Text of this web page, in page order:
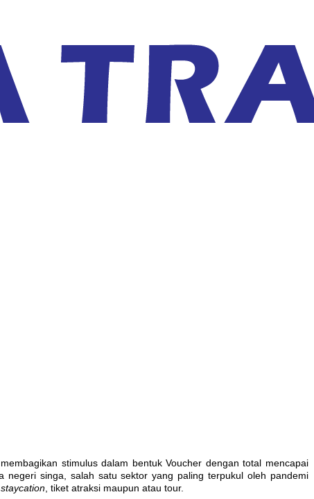
stimulus dalam bentuk Voucher dengan total mencapai
singa, salah satu sektor yang paling terpukul oleh pandemi
staycation , tiket atraksi maupun atau tour.